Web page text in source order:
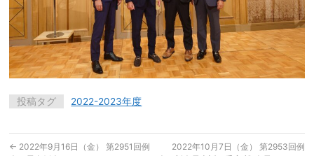
投稿タグ 2022-2023年度
← 2022年9月16日（金） 第2951回例
2022年10月7日（金） 第2953回例